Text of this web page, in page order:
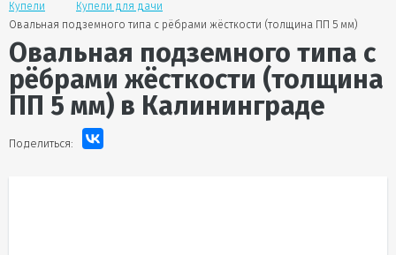
Купели
Купели для дачи
Овальная подземного типа с рёбрами жёсткости (толщина ПП 5 мм)
Овальная подземного типа с
рёбрами жёсткости (толщина
ПП 5 мм) в Калининграде
Поделиться: